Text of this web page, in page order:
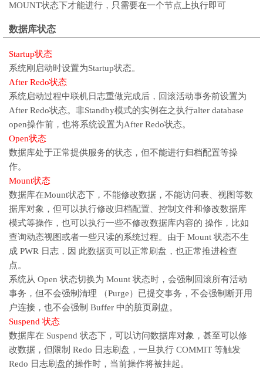
MOUNT状态下才能进行，只需要在一个节点上执行即可
数据库状态
Startup状态
系统刚启动时设置为Startup状态。
After Redo状态
系统启动过程中联机日志重做完成后，回滚活动事务前设置为
After Redo状态。非Standby模式的实例在之执行alter database
open操作前，也将系统设置为After Redo状态。
Open状态
数据库处于正常提供服务的状态，但不能进行归档配置等操
作。
Mount状态
数据库在Mount状态下，不能修改数据，不能访问表、视图等数
据库对象，但可以执行修改归档配置、控制文件和修改数据库
模式等操作，也可以执行一些不修改数据库内容的 操作，比如
查询动态视图或者一些只读的系统过程。由于 Mount 状态不生
成 PWR 日志，因 此数据页可以正常刷盘，也正常推进检查
点。
系统从 Open 状态切换为 Mount 状态时，会强制回滚所有活动
事务，但不会强制清理 （Purge）已提交事务，不会强制断开用
户连接，也不会强制 Buffer 中的脏页刷盘。
Suspend 状态
数据库在 Suspend 状态下，可以访问数据库对象，甚至可以修
改数据，但限制 Redo 日志刷盘，一旦执行 COMMIT 等触发
Redo 日志刷盘的操作时，当前操作将被挂起。